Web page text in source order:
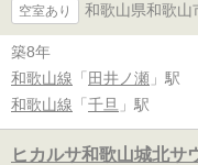
空室あり 和歌山県和歌山
築8年
和歌山線 「 田井ノ瀬 」駅
和歌山線 「 千旦 」駅
ヒカルサ和歌山城北サ